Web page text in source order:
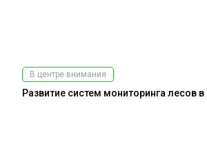
В центре внимания
Развитие систем мониторинга лесов